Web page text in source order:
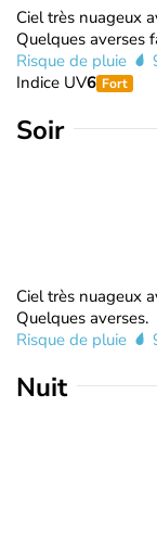
Ciel très nuageux
Quelques averses
Risque de pluie
Indice UV6 Fort
Soir
Ciel très nuageux
Quelques averses.
Risque de pluie
Nuit